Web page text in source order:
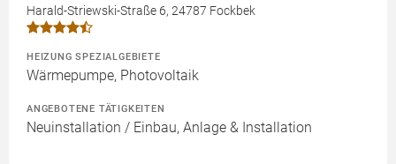
Harald-Striewski-Straße 6, 24787 Fockbek
HEIZUNG SPEZIALGEBIETE
Wärmepumpe, Photovoltaik
ANGEBOTENE TÄTIGKEITEN
Neuinstallation / Einbau, Anlage & Installation